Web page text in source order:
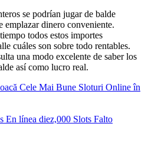
se podrían jugar de balde
emplazar dinero conveniente.
todos estos importes
cuáles son sobre todo rentables.
una modo excelente de saber los
así­ como lucro real.
Cele Mai Bune Sloturi Online în
En línea diez,000 Slots Falto